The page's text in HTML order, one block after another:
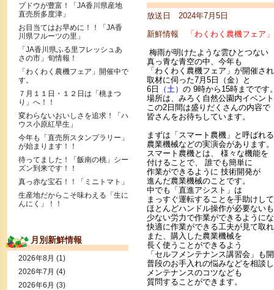
放送日 2024年7月5日
新鮮情報
「わくわく農機フェア
梅雨が明けたような雲ひとつない
真っ青な青空の中、今年も
「わくわく農機フェア」が開催さ
取材に伺った7月5日（金）と
6日
（土） の 9時から15時までです
場所は、みろく自然公園内イベン
この2日間は盛りだくさんの内容で
皆さんをお待ちしています。
まずは「スマート農機」と呼ばれる
農業機械などの実演会があります。
スマート農機とは、 様々な機能を
付けることで、 誰でも簡単に
作業ができるように 技術開発が
進んだ農業機械のことです。
中でも「直進アシスト」は
まっすぐ運転することを手助けし
ほとんどハンドル操作が必要ない
少ない労力で作業ができるように
快適に作業ができる工夫が見て取
また、購入した農業機械を
長く使うことができるよう
「セルフメンテナンス講習会」も
普段のお手入れの悩みなどを相談
メンテナンスのコツなども
質問することができます。
ブドウが豊富！「JA香川県産地
直売所多度津」
お目当てはお早めに！！「JA香
川県フルーツの里」
「JA香川県ふる里フレッシュあ
さの市」旬情報！
「わくわく農機フェア」開催中で
す。
７月１１日・１２日は「桃まつ
り」へ！！
変わらないおいしさを追求！「ハ
ウス小原紅早生」
今年も「直売所スタンプラリー」
が始まります！！
待ってました！「飯南の桃」シー
ズン到来です！！
真っ赤な宝石！！「ミニトマト」
生産地だからこそ味わえる「生に
んにく」！！
月別新鮮情報
2026年8月 (1)
2026年7月 (4)
2026年6月 (3)